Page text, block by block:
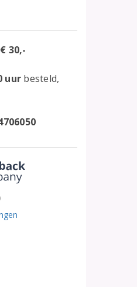
€ 30,-
uur besteld,